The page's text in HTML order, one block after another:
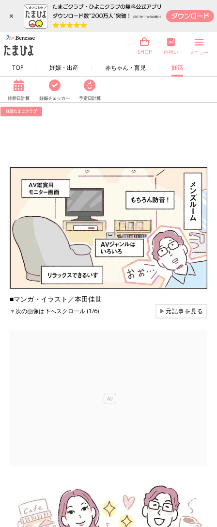
×
TOP 妊娠・出産 赤ちゃん・育児 妊活
SHOP 内祝い メニュー
排卵日計算 妊娠チェッカー 予定日計算
妊活たまごクラブ
■マンガ・イラスト／本田佳世
▼次の画像は下へスクロール (1/6) ▶元記事を見る